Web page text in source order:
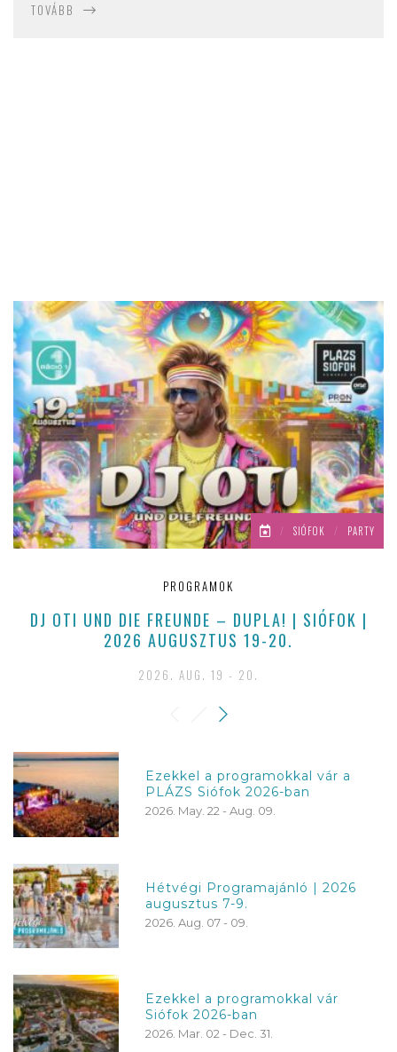
TOVÁBB
/ SIÓFOK / PARTY
PROGRAMOK
DJ OTI UND DIE FREUNDE – DUPLA! | SIÓFOK |
2026 AUGUSZTUS 19-20.
2026. AUG. 19 - 20.
Ezekkel a programokkal vár a
PLÁZS Siófok 2026-ban
2026. May. 22 - Aug. 09.
Hétvégi Programajánló | 2026
augusztus 7-9.
2026. Aug. 07 - 09.
Ezekkel a programokkal vár
Siófok 2026-ban
2026. Mar. 02 - Dec. 31.